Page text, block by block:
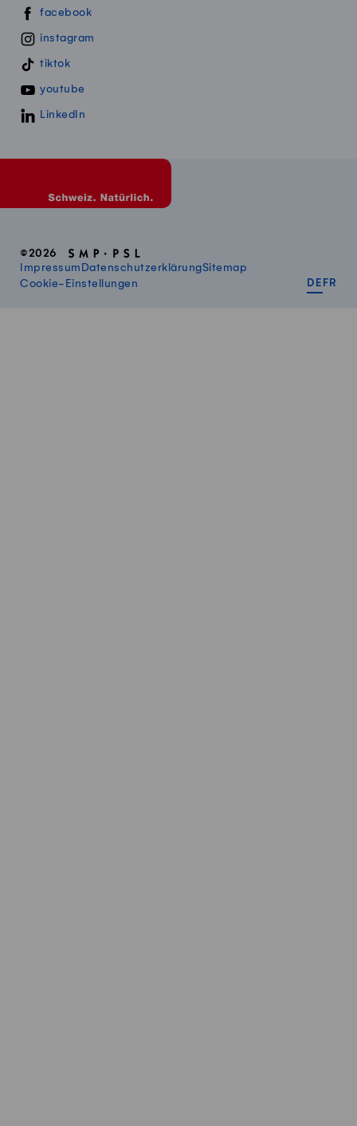
Swissmillk auf Social Media
facebook
instagram
tiktok
youtube
LinkedIn
©2026
Impressum DatenschutzerklärungSitemap
Cookie-Einstellungen
DE FR